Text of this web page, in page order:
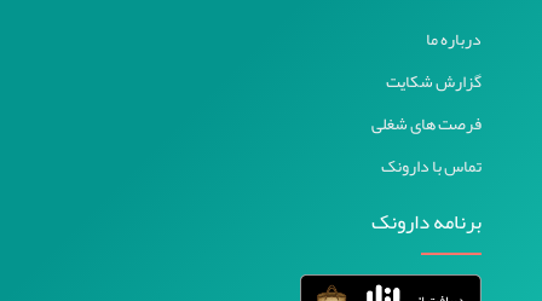
درباره ما
گزارش شکایت
فرصت های شغلی
تماس با دارونک
برنامه دارونک